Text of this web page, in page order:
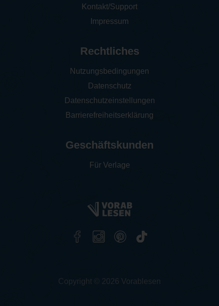
Kontakt/Support
Impressum
Rechtliches
Nutzungsbedingungen
Datenschutz
Datenschutzeinstellungen
Barrierefreiheitserklärung
Geschäftskunden
Für Verlage
Copyright © 2026 Vorablesen